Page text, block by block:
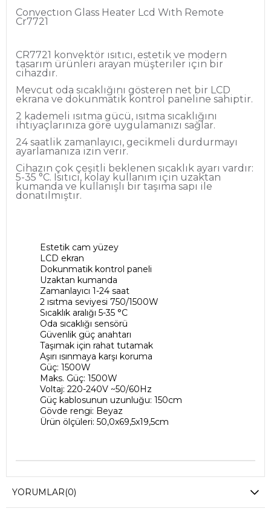
Convectıon Glass Heater Lcd Wıth Remote
Cr7721
CR7721 konvektör ısıtıcı, estetik ve modern
tasarım ürünleri arayan müşteriler için bir
cihazdır.
Mevcut oda sıcaklığını gösteren net bir LCD
ekrana ve dokunmatik kontrol paneline sahiptir.
2 kademeli ısıtma gücü, ısıtma sıcaklığını
ihtiyaçlarınıza göre uygulamanızı sağlar.
24 saatlik zamanlayıcı, gecikmeli durdurmayı
ayarlamanıza izin verir.
Cihazın çok çeşitli beklenen sıcaklık ayarı vardır:
5-35 °C. Isıtıcı, kolay kullanım için uzaktan
kumanda ve kullanışlı bir taşıma sapı ile
donatılmıştır.
Estetik cam yüzey
LCD ekran
Dokunmatik kontrol paneli
Uzaktan kumanda
Zamanlayıcı 1-24 saat
2 ısıtma seviyesi 750/1500W
Sıcaklık aralığı 5-35 °C
Oda sıcaklığı sensörü
Güvenlik güç anahtarı
Taşımak için rahat tutamak
Aşırı ısınmaya karşı koruma
Güç: 1500W
Maks. Güç: 1500W
Voltaj: 220-240V ~50/60Hz
Güç kablosunun uzunluğu: 150cm
Gövde rengi: Beyaz
Ürün ölçüleri: 50,0x69,5x19,5cm
YORUMLAR(0)